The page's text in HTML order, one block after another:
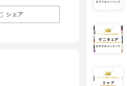
シェア